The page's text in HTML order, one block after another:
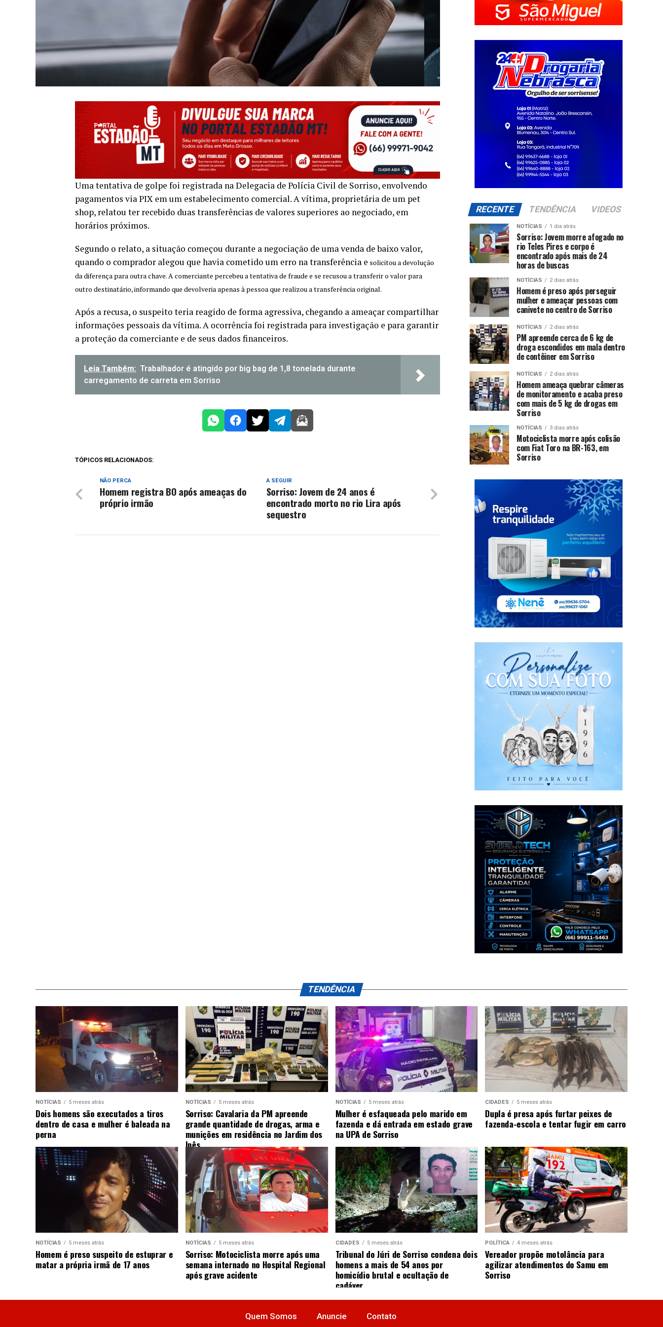
Uma tentativa de golpe foi registrada na Delegacia de Polícia Civil de Sorriso, envolvendo
pagamentos via PIX em um estabelecimento comercial. A vítima, proprietária de um pet
shop, relatou ter recebido duas transferências de valores superiores ao negociado, em
horários próximos.
Segundo o relato, a situação começou durante a negociação de uma venda de baixo valor,
quando o comprador alegou que havia cometido um erro na transferência e solicitou a devolução
da diferença para outra chave. A comerciante percebeu a tentativa de fraude e se recusou a transferir o valor para
outro destinatário, informando que devolveria apenas à pessoa que realizou a transferência original.
Após a recusa, o suspeito teria reagido de forma agressiva, chegando a ameaçar compartilhar
informações pessoais da vítima. A ocorrência foi registrada para investigação e para garantir
a proteção da comerciante e de seus dados financeiros.
Leia Também: Trabalhador é atingido por big bag de 1,8 tonelada durante
carregamento de carreta em Sorriso
TÓPICOS RELACIONADOS:
A SEGUIR
Sorriso: Jovem de 24 anos é
encontrado morto no rio Lira após
sequestro
NÃO PERCA
Homem registra BO após ameaças do
próprio irmão
RECENTE TENDÊNCIA VIDEOS
NOTÍCIAS 1 dia atrás
Sorriso: Jovem morre afogado no
rio Teles Pires e corpo é
encontrado após mais de 24
horas de buscas
NOTÍCIAS 2 dias atrás
Homem é preso após perseguir
mulher e ameaçar pessoas com
canivete no centro de Sorriso
NOTÍCIAS 2 dias atrás
PM apreende cerca de 6 kg de
droga escondidos em mala dentro
de contêiner em Sorriso
NOTÍCIAS 2 dias atrás
Homem ameaça quebrar câmeras
de monitoramento e acaba preso
com mais de 5 kg de drogas em
Sorriso
NOTÍCIAS 3 dias atrás
Motociclista morre após colisão
com Fiat Toro na BR-163, em
Sorriso
TENDÊNCIA
NOTÍCIAS 5 meses atrás
Dois homens são executados a tiros
dentro de casa e mulher é baleada na
perna
NOTÍCIAS 5 meses atrás
Sorriso: Cavalaria da PM apreende
grande quantidade de drogas, arma e
munições em residência no Jardim dos
Ipês
NOTÍCIAS 5 meses atrás
Mulher é esfaqueada pelo marido em
fazenda e dá entrada em estado grave
na UPA de Sorriso
CIDADES 5 meses atrás
Dupla é presa após furtar peixes de
fazenda-escola e tentar fugir em carro
NOTÍCIAS 5 meses atrás
Homem é preso suspeito de estuprar e
matar a própria irmã de 17 anos
NOTÍCIAS 5 meses atrás
Sorriso: Motociclista morre após uma
semana internado no Hospital Regional
após grave acidente
CIDADES 5 meses atrás
Tribunal do Júri de Sorriso condena dois
homens a mais de 54 anos por
homicídio brutal e ocultação de
cadáver
POLÍTICA 4 meses atrás
Vereador propõe motolância para
agilizar atendimentos do Samu em
Sorriso
Quem Somos Anuncie Contato